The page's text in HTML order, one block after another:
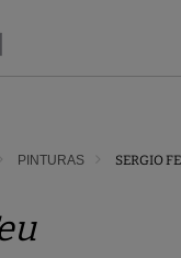
PINTURAS SERGIO